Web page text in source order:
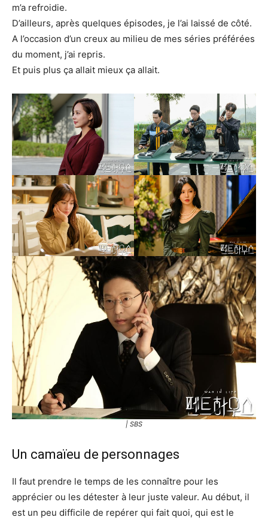
m’a refroidie.
D’ailleurs, après quelques épisodes, je l’ai laissé de côté.
A l’occasion d’un creux au milieu de mes séries préférées
du moment, j’ai repris.
Et puis plus ça allait mieux ça allait.
| SBS
Un camaïeu de personnages
Il faut prendre le temps de les connaître pour les
apprécier ou les détester à leur juste valeur. Au début, il
est un peu difficile de repérer qui fait quoi, qui est le